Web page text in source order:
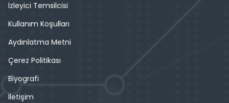
İzleyici Temsilcisi
Kullanım Koşulları
Aydınlatma Metni
Çerez Politikası
Biyografi
İletişim